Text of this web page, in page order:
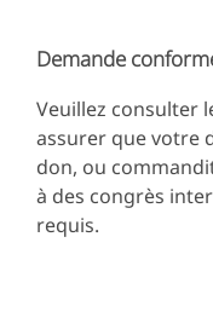
Demande
Veuillez consulter
assurer que votre
don, ou
à des congrès
requis.